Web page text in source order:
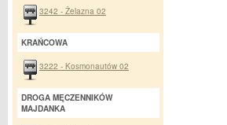
3242 - Żelazna 02
KRAŃCOWA
3222 - Kosmonautów 02
DROGA MĘCZENNIKÓW
MAJDANKA